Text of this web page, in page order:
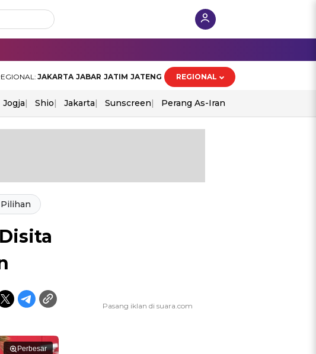
JAKARTA JABAR JATIM JATENG REGIONAL
Jogja Shio Jakarta Sunscreen Perang As-Iran
Perbesar